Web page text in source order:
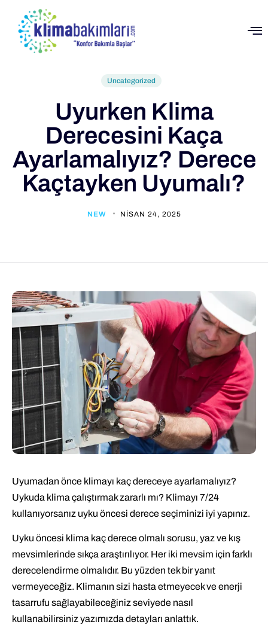
Uncategorized
Uyurken Klima
Derecesini Kaça
Ayarlamalıyız? Derece
Kaçtayken Uyumalı?
NEW NISAN 24, 2025
Uyumadan önce klimayı kaç dereceye ayarlamalıyız?
Uykuda klima çalıştırmak zararlı mı? Klimayı 7/24
kullanıyorsanız uyku öncesi derece seçiminizi iyi yapınız.
Uyku öncesi klima kaç derece olmalı sorusu, yaz ve kış
mevsimlerinde sıkça araştırılıyor. Her iki mevsim için farklı
derecelendirme olmalıdır. Bu yüzden tek bir yanıt
vermeyeceğiz. Klimanın sizi hasta etmeyecek ve enerji
tasarrufu sağlayabileceğiniz seviyede nasıl
kullanabilirsiniz yazımızda detayları anlattık.